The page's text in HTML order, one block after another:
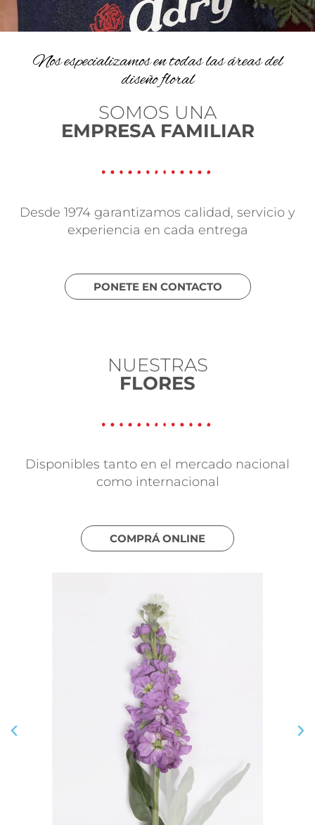
Nos especializamos en todas las áreas del
diseño floral
SOMOS UNA
EMPRESA FAMILIAR
Desde 1974 garantizamos calidad, servicio y
experiencia en cada entrega
PONETE EN CONTACTO
NUESTRAS
FLORES
Disponibles tanto en el mercado nacional
como internacional
COMPRÁ ONLINE